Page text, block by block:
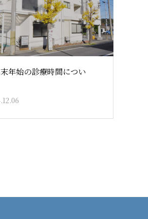
末年始の診療時間につい